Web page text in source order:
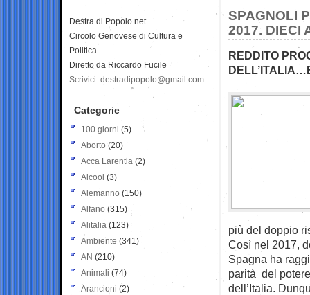
SPAGNOLI
2017. DIECI
REDDITO
più del doppio
Così nel 2017,
Spagna ha
parità del
dell’Italia.
Destra di Popolo.net
Circolo Genovese di Cultura e
Politica
Diretto da Riccardo Fucile
Scrivici: destradipopolo@gmail.com
Categorie
100 giorni (5)
Aborto (20)
Acca Larentia (2)
Alcool (3)
Alemanno (150)
Alfano (315)
Alitalia (123)
Ambiente (341)
AN (210)
Animali (74)
Arancioni (2)